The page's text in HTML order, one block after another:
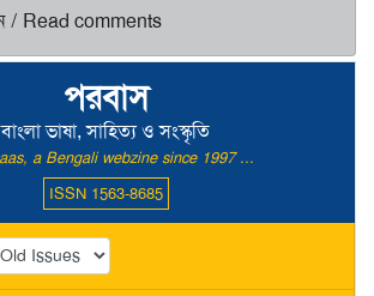
পরবাস
বাংলা ভাষা, সাহিত্য ও সংস্কৃতি
a Bengali webzine since 1997 ...
ISSN 1563-8685
/ Read comments